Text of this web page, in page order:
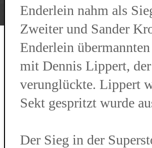
Enderlein nahm als
Zweiter und Sander
Enderlein
mit Dennis Lippert,
verunglückte. Lippert
Sekt gespritzt wurde
Der Sieg in der